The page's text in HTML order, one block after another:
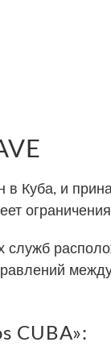
Куба, и
CUBA»: